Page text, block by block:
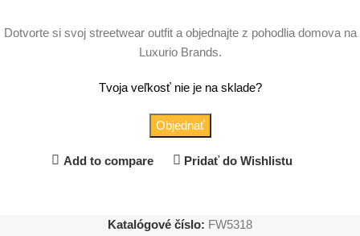
Dotvorte si svoj streetwear outfit a objednajte z pohodlia domova na
Luxurio Brands.
Tvoja veľkosť nie je na sklade?
Objednať
Add to compare Pridať do Wishlistu
Katalógové číslo: FW5318